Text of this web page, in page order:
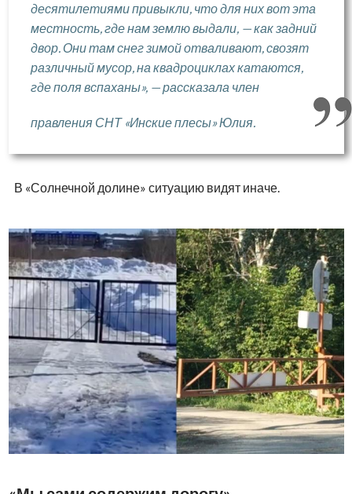
десятилетиями привыкли, что для них вот эта
местность, где нам землю выдали, — как задний
двор. Они там снег зимой отваливают, свозят
различный мусор, на квадроциклах катаются,
где поля вспаханы», — рассказала член
правления СНТ «Инские плесы» Юлия.
В «Солнечной долине» ситуацию видят иначе.